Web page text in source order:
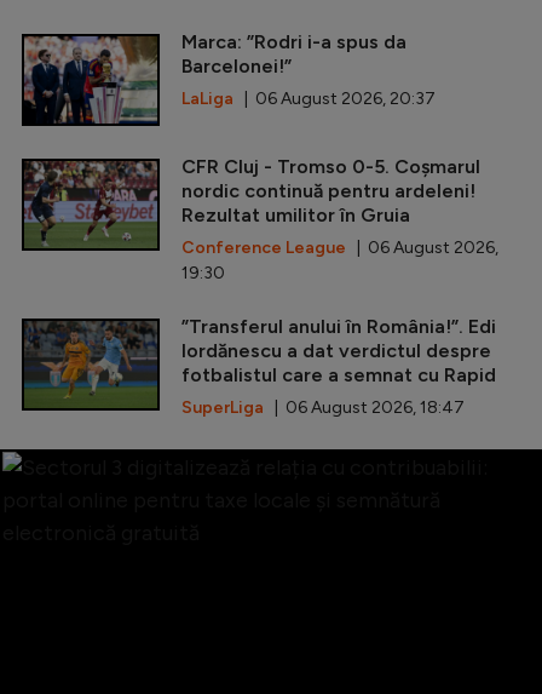
Marca: ”Rodri i-a spus da
Barcelonei!”
LaLiga | 06 August 2026, 20:37
CFR Cluj - Tromso 0-5. Coșmarul
nordic continuă pentru ardeleni!
Rezultat umilitor în Gruia
Conference League | 06 August 2026,
19:30
”Transferul anului în România!”. Edi
Iordănescu a dat verdictul despre
fotbalistul care a semnat cu Rapid
SuperLiga | 06 August 2026, 18:47